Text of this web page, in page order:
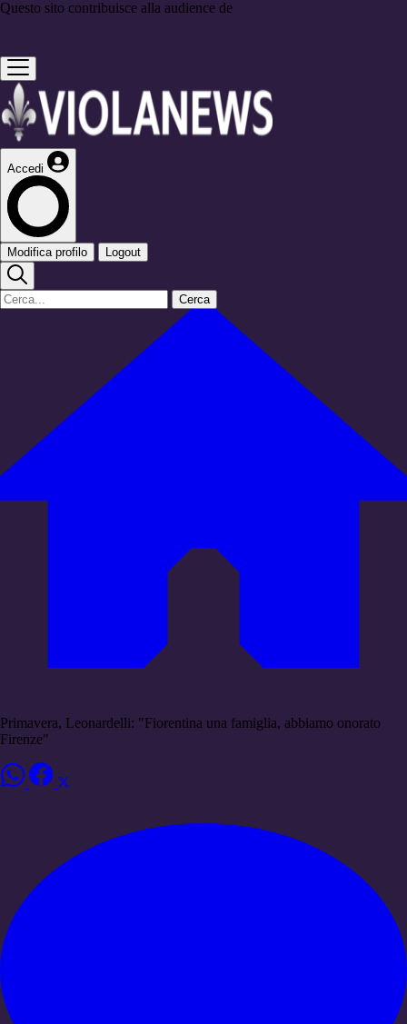
Questo sito contribuisce alla audience de
Accedi
Modifica profilo Logout
Cerca
Primavera, Leonardelli: "Fiorentina una famiglia, abbiamo onorato
Firenze"